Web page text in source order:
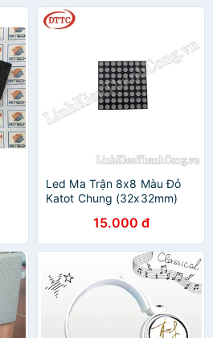
Led Ma Trận 8x8 Màu Đỏ
Katot Chung (32x32mm)
15.000 đ